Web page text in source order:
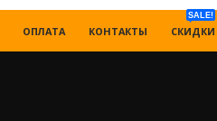
ОПЛАТА КОНТАКТЫ СКИДКИ
SALE!